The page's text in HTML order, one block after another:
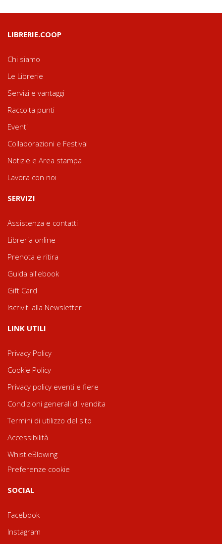
LIBRERIE.COOP
Chi siamo
Le Librerie
Servizi e vantaggi
Raccolta punti
Eventi
Collaborazioni e Festival
Notizie e Area stampa
Lavora con noi
SERVIZI
Assistenza e contatti
Libreria online
Prenota e ritira
Guida all'ebook
Gift Card
Iscriviti alla Newsletter
LINK UTILI
Privacy Policy
Cookie Policy
Privacy policy eventi e fiere
Condizioni generali di vendita
Termini di utilizzo del sito
Accessibilità
WhistleBlowing
Preferenze cookie
SOCIAL
Facebook
Instagram